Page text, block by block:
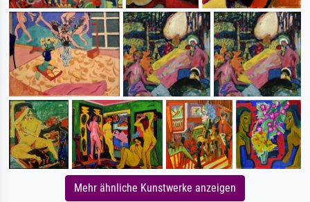
Mehr ähnliche Kunstwerke anzeigen